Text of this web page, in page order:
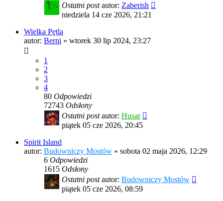
Ostatni postautor: Zaberish
niedziela 14 cze 2026, 21:21
Wielka Pętla
autor: Berni » wtorek 30 lip 2024, 23:27
1
2
3
4
80 Odpowiedzi
72743 Odsłony
Ostatni postautor: Husar
piątek 05 cze 2026, 20:45
Spirit Island
autor: Budowniczy Mostów » sobota 02 maja 2026, 12:29
6 Odpowiedzi
1615 Odsłony
Ostatni postautor: Budowniczy Mostów
piątek 05 cze 2026, 08:59